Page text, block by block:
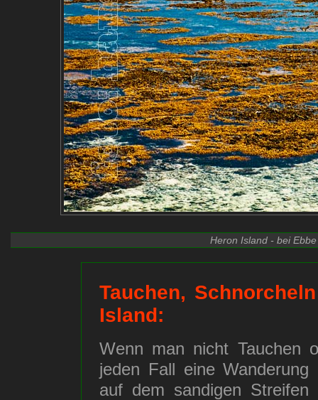
Heron Island - bei
Tauchen,
Island:
Wenn man nicht Tauchen
jeden Fall eine
auf dem sandigen